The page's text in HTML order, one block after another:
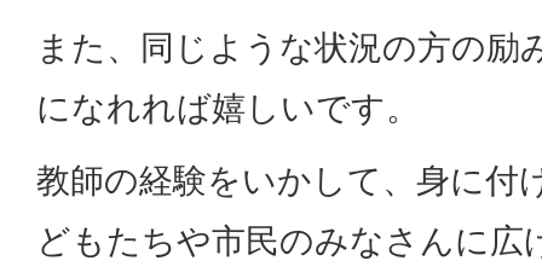
また、同じような状況の方の励
になれれば嬉しいです。
教師の経験をいかして、身に付
どもたちや市民のみなさんに広